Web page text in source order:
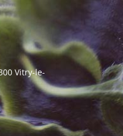
Vitry-le-